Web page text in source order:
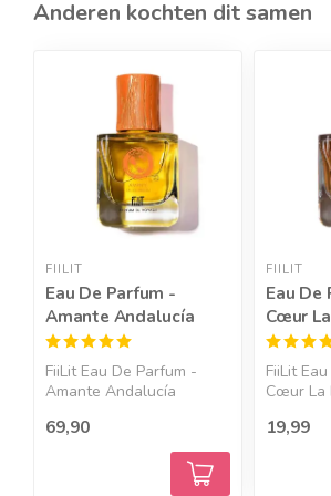
Anderen kochten dit samen
FIILIT
Eau De Parfum -
Amante Andalucía
FiiLit Eau De Parfum -
Amante Andalucía
69,90
FIILIT
Eau De
Cœur
FiiLit
Cœur La
19,99